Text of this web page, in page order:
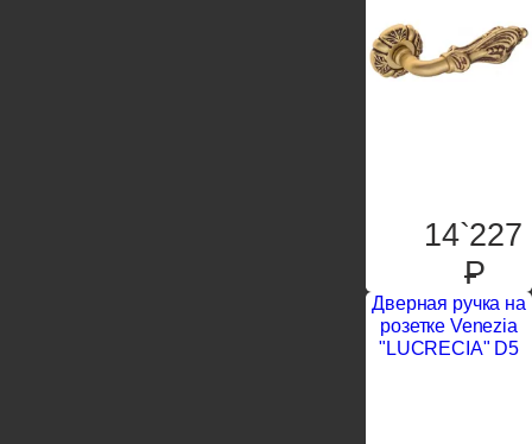
14`227
P
Дверная ручка на
розетке Venezia
"LUCRECIA" D5